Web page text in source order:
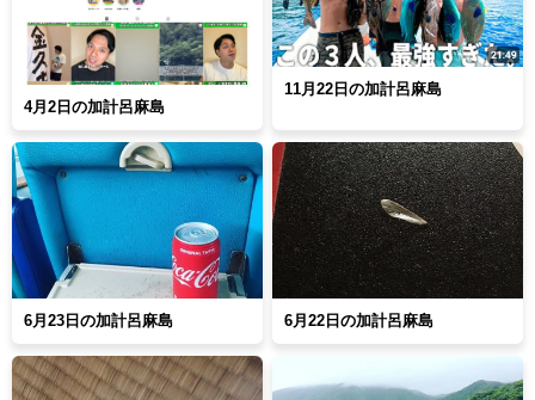
4月2日の加計呂麻島
11月22日の加計呂麻島
6月23日の加計呂麻島 6月22日の加計呂麻島